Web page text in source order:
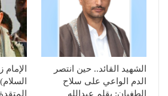
الشهيد القائد.. حين انتصر
الدم الواعي على سلاح
الطغيان: بقلم عبدالله